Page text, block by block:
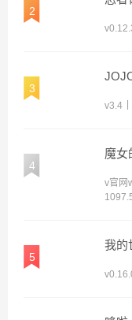
2
3
v3.4
4
魔女
v官网
5
我的